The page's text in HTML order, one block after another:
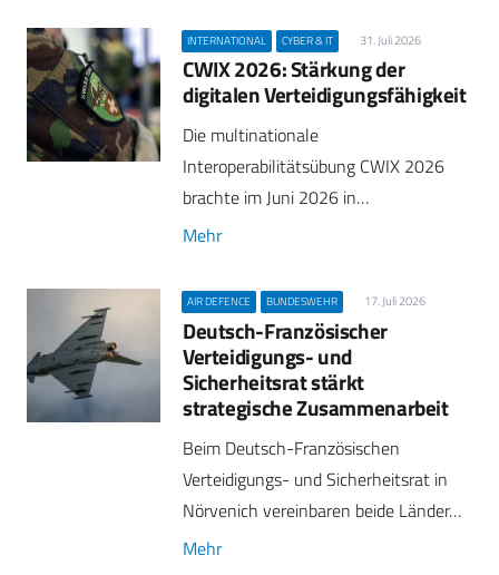
INTERNATIONAL CYBER & IT 31. Juli 2026
CWIX 2026: Stärkung der
digitalen Verteidigungsfähigkeit
Die multinationale
Interoperabilitätsübung CWIX 2026
brachte im Juni 2026 in…
Mehr
AIR DEFENCE BUNDESWEHR 17. Juli 2026
Deutsch-Französischer
Verteidigungs- und
Sicherheitsrat stärkt
strategische Zusammenarbeit
Beim Deutsch-Französischen
Verteidigungs- und Sicherheitsrat in
Nörvenich vereinbaren beide Länder…
Mehr